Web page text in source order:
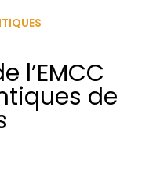
l’EMCC
de